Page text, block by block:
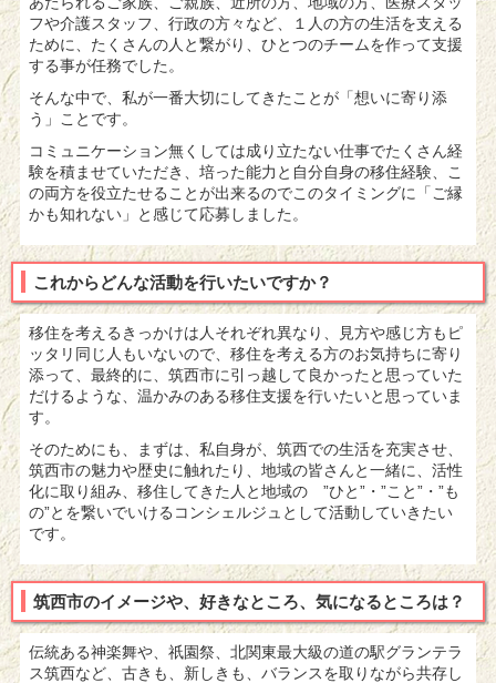
フや介護スタッフ、行政の方々など、１人の方の生活を支える
ために、たくさんの人と繋がり、ひとつのチームを作って支援
する事が任務でした。
そんな中で、私が一番大切にしてきたことが「想いに寄り添
う」ことです。
コミュニケーション無くしては成り立たない仕事でたくさん経
験を積ませていただき、培った能力と自分自身の移住経験、こ
の両方を役立たせることが出来るのでこのタイミングに「ご縁
かも知れない」と感じて応募しました。
これからどんな活動を行いたいですか？
移住を考えるきっかけは人それぞれ異なり、見方や感じ方もピ
ッタリ同じ人もいないので、移住を考える方のお気持ちに寄り
添って、最終的に、筑西市に引っ越して良かったと思っていた
だけるような、温かみのある移住支援を行いたいと思っていま
す。
そのためにも、まずは、私自身が、筑西での生活を充実させ、
筑西市の魅力や歴史に触れたり、地域の皆さんと一緒に、活性
化に取り組み、移住してきた人と地域の ”ひと”・”こと”・”も
の”とを繋いでいけるコンシェルジュとして活動していきたい
です。
筑西市のイメージや、好きなところ、気になるところは？
伝統ある神楽舞や、祇園祭、北関東最大級の道の駅グランテラ
ス筑西など、古きも、新しきも、バランスを取りながら共存し